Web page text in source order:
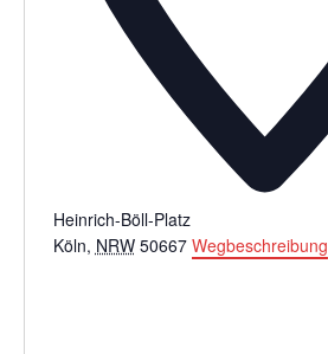
Heinrich-Böll-Platz
Köln, NRW 50667 Wegbeschreibung